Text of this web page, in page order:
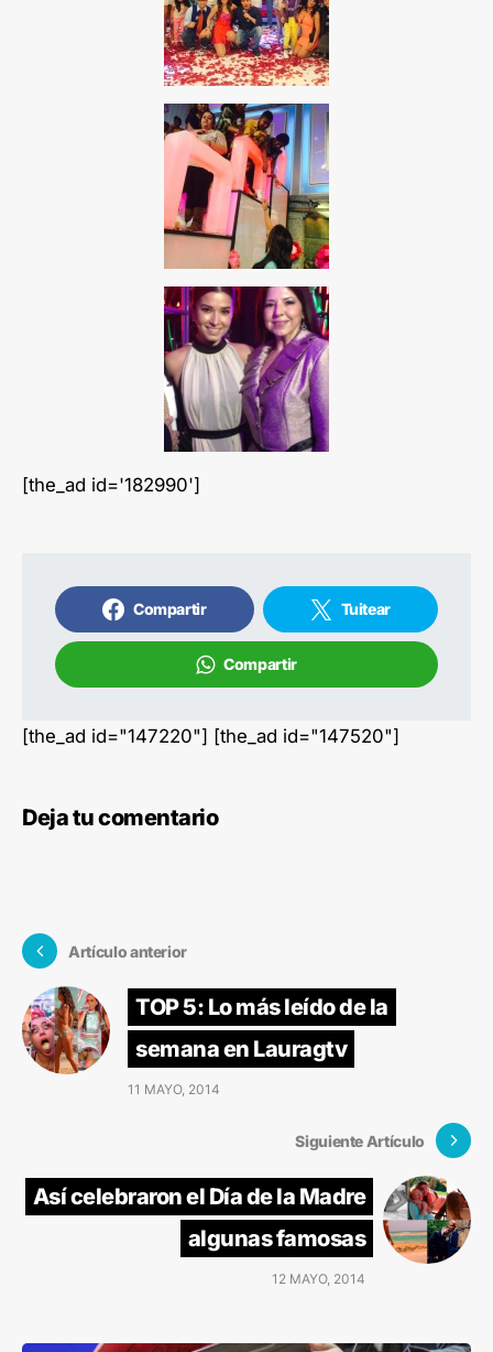
[the_ad id='182990']
Compartir Tuitear
Compartir
[the_ad id="147220"] [the_ad id="147520"]
Deja tu comentario
Artículo anterior
TOP 5: Lo más leído de la
semana en Lauragtv
11 MAYO, 2014
Siguiente Artículo
Así celebraron el Día de la Madre
algunas famosas
12 MAYO, 2014